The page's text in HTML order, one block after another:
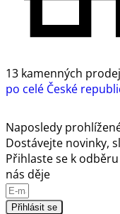
13 kamenných
po celé České
Naposledy
Dostávejte novinky,
Přihlaste se k
nás děje
Přihlásit se